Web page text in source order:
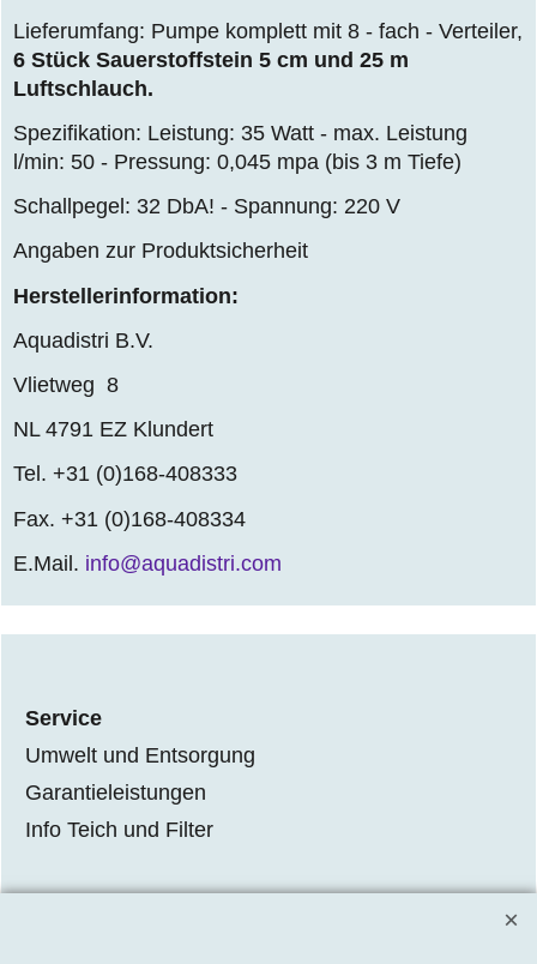
Lieferumfang: Pumpe komplett mit 8 - fach - Verteiler,
6 Stück Sauerstoffstein 5 cm und 25 m
Luftschlauch.
Spezifikation: Leistung: 35 Watt - max. Leistung
l/min: 50 - Pressung: 0,045 mpa (bis 3 m Tiefe)
Schallpegel: 32 DbA! - Spannung: 220 V
Angaben zur Produktsicherheit
Herstellerinformation:
Aquadistri B.V.
Vlietweg 8
NL 4791 EZ Klundert
Tel. +31 (0)168-408333
Fax. +31 (0)168-408334
E.Mail. info@aquadistri.com
Service
Umwelt und Entsorgung
Garantieleistungen
Info Teich und Filter